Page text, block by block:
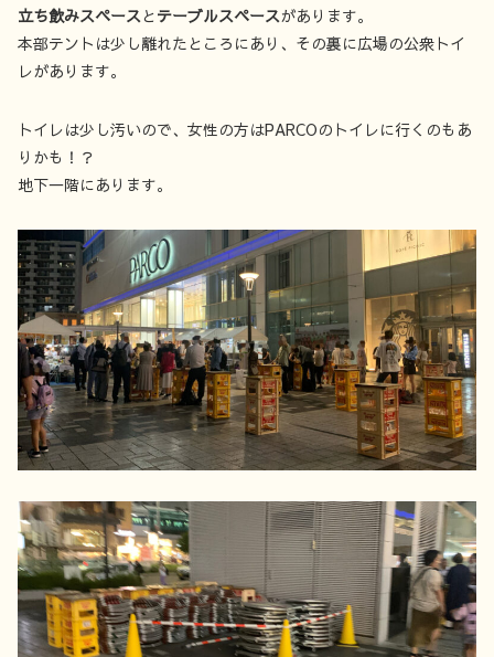
立ち飲みスペースとテーブルスペースがあります。
本部テントは少し離れたところにあり、その裏に広場の公衆トイ
レがあります。
トイレは少し汚いので、女性の方はPARCOのトイレに行くのもあ
りかも！？
地下一階にあります。